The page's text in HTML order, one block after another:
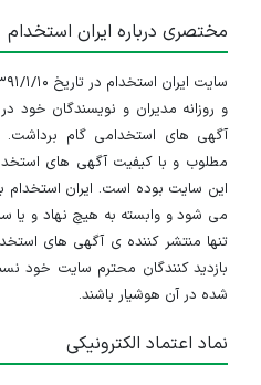
مختصری درباره ایران استخدام
و روزانه مدیران و نویسندگان
آگهی های استخدامی گام برداشت.
مطلوب و با کیفیت آگهی های
این سایت بوده است. ایران
می شود و وابسته به هیچ نهاد و یا
تنها منتشر کننده ی آگهی های
بازدید کنندگان محترم سایت خود
شده در آن هوشیار باشند.
نماد اعتماد الکترونیکی